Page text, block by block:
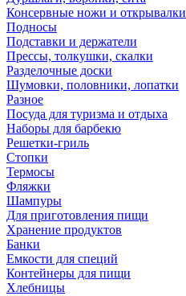
Консервные ножи и открывалки
Подносы
Подставки и держатели
Прессы, толкушки, скалки
Разделочные доски
Шумовки, половники, лопатки
Разное
Посуда для туризма и отдыха
Наборы для барбекю
Решетки-гриль
Стопки
Термосы
Фляжки
Шампуры
Для приготовления пищи
Хранение продуктов
Банки
Емкости для специй
Контейнеры для пищи
Хлебницы